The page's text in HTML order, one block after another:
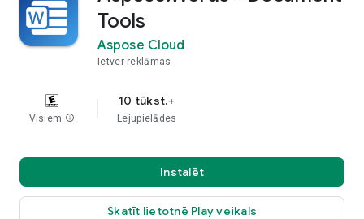
Tools
Aspose Cloud
Ietver reklāmas
Visiem info
10 tūkst.+
Lejupielādes
Instalēt
Skatīt lietotnē Play veikals